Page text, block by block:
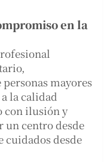
en la
mayores
la calidad
con ilusión y
centro desde
cuidados desde